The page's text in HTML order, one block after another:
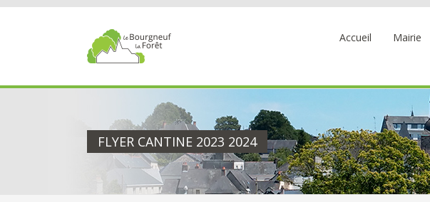
Passer
Accueil Mairie
FLYER CANTINE 2023 2024